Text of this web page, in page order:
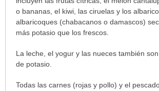
o bananas, el kiwi, las ciruelas y los
albaricoques (chabacanos o damascos)
más potasio que los frescos.
La leche, el yogur y las nueces también
de potasio.
Todas las carnes (rojas y pollo) y el